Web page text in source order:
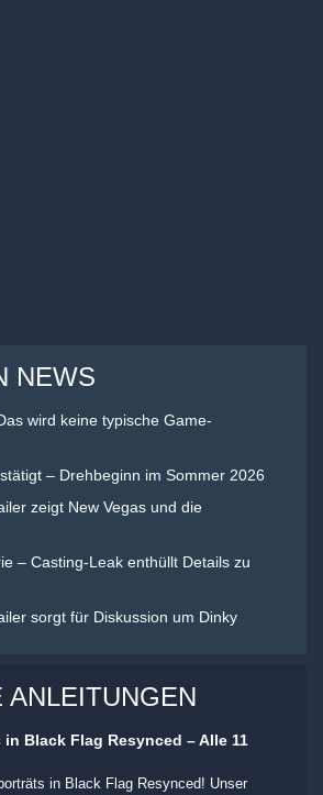
NEWS
wird keine typische Game-
– Drehbeginn im Sommer 2026
zeigt New Vegas und die
– Casting-Leak enthüllt Details zu
sorgt für Diskussion um Dinky
ANLEITUNGEN
Black Flag Resynced – Alle 11
in Black Flag Resynced! Unser